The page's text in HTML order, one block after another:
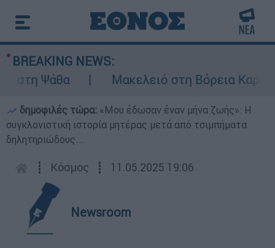
BREAKING NEWS:
στη Ψάθα
Μακελειό στη Βόρεια
δημοφιλές τώρα: «Μου έδωσαν έναν μήνα ζωής»: Η
συγκλονιστική ιστορία μητέρας μετά από τσιμπήματα
δηλητηριώδους...
┋ Κόσμος ┋ 11.05.2025 19:06
Newsroom